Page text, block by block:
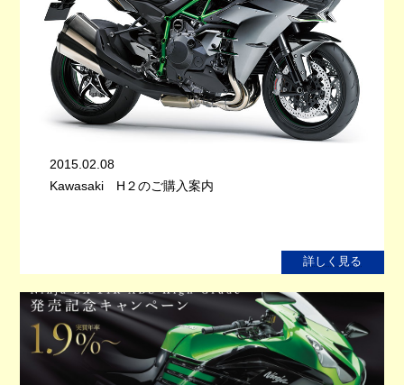
2015.02.08
Kawasaki H２のご購入案内
詳しく見る